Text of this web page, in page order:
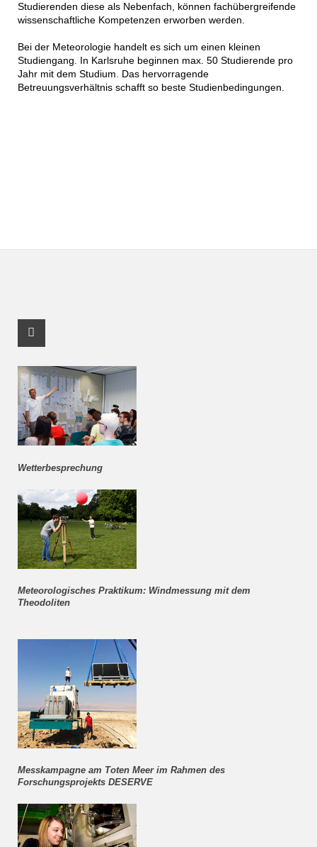
Studierenden diese als Nebenfach, können fachübergreifende
wissenschaftliche Kompetenzen erworben werden.
Bei der Meteorologie handelt es sich um einen kleinen
Studiengang. In Karlsruhe beginnen max. 50 Studierende pro
Jahr mit dem Studium. Das hervorragende
Betreuungsverhältnis schafft so beste Studienbedingungen.
Wetterbesprechung
Meteorologisches Praktikum: Windmessung mit dem
Theodoliten
Messkampagne am Toten Meer im Rahmen des
Forschungsprojekts DESERVE